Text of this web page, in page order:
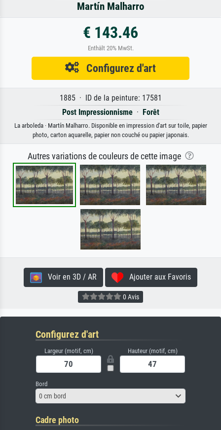
Martín Malharro
€ 143.46
Enthält 20% MwSt.
Configurez d'art
1885 · ID de la peinture: 17581
Post Impressionnisme· Forêt
La arboleda · Martín Malharro. Disponible en impression d'art sur toile, papier
photo, carton aquarelle, papier non couché ou papier japonais.
Autres variations de couleurs de cette image
Voir en 3D / AR Ajouter aux Favoris
0 Avis
Configurez d'art
Largeur (motif, cm) Hauteur (motif, cm)
Bord
0 cm bord
Cadre photo